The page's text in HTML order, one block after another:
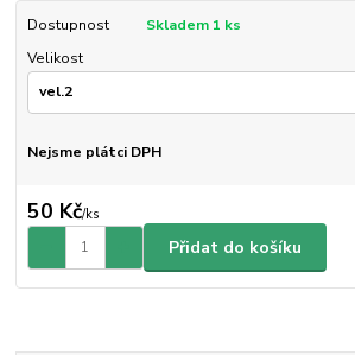
Dostupnost
Skladem 1 ks
Velikost
Nejsme plátci DPH
50 Kč/ks
Přidat do košíku